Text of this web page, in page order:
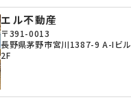
エル不動産
〒391-0013
長野県茅野市宮川1387-9 A-Iビル
2F